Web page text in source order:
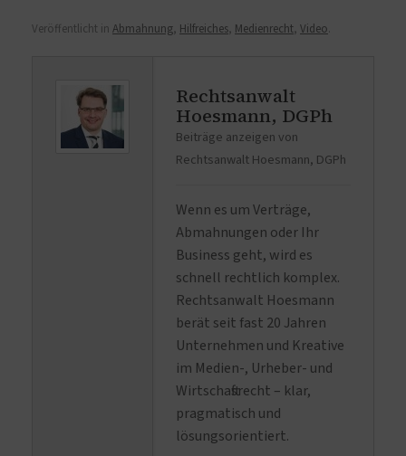
Veröffentlicht in Abmahnung, Hilfreiches, Medienrecht, Video
Rechtsanwalt
Hoesmann, DGPh
Beiträge anzeigen von
Rechtsanwalt Hoesmann, DGPh
Wenn es um Verträge,
Abmahnungen oder Ihr
Business geht, wird es
schnell rechtlich komplex.
Rechtsanwalt Hoesmann
berät seit fast 20 Jahren
Unternehmen und Kreative
im Medien-, Urheber- und
Wirtschaftsrecht – klar,
pragmatisch und
lösungsorientiert.